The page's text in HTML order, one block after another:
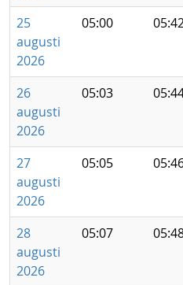
25
augusti
2026
05:00
26
augusti
2026
05:03
27
augusti
2026
05:05
28
augusti
2026
05:07